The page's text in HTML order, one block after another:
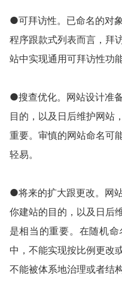
●可拜访性。已命名的对
程序跟款式列表而言，拜
站中实现通用可拜访性功
●搜查优化。网站设计准
目的，以及日后维护网站
重要。审慎的网站命名可
轻易。
●将来的扩大跟更改。网
你建站的目的，以及日后
是相当的重要。在随机
中，不能实现按比例更改
不能被体系地治理或者结